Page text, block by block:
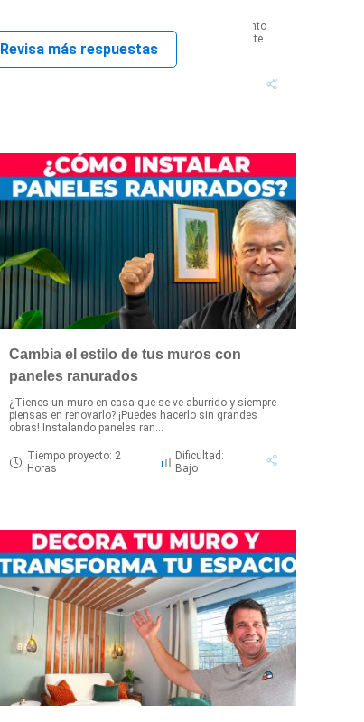
Revisa más respuestas
¿Amas las fiestas de fin de año, pero no tienes tanto
espacio como para un gran árbol de Navidad? ¡No te
preocupes más! Mira esta...
Cambia el estilo de tus muros con
paneles ranurados
¿Tienes un muro en casa que se ve aburrido y siempre
piensas en renovarlo? ¡Puedes hacerlo sin grandes
obras! Instalando paneles ran...
Tiempo proyecto: 2
Horas
Dificultad:
Bajo